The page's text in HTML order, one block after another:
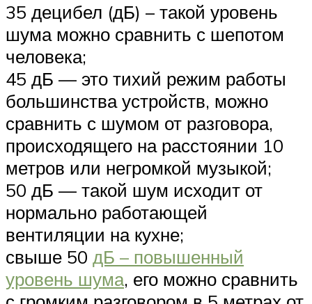
35 децибел (дБ) – такой уровень
шума можно сравнить с шепотом
человека;
45 дБ — это тихий режим работы
большинства устройств, можно
сравнить с шумом от разговора,
происходящего на расстоянии 10
метров или негромкой музыкой;
50 дБ — такой шум исходит от
нормально работающей
вентиляции на кухне;
свыше 50 дБ – повышенный
уровень шума, его можно сравнить